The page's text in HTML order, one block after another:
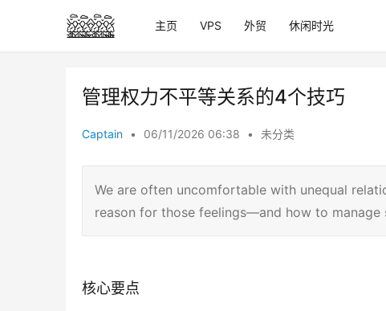
主页 VPS 外贸 休闲时光
管理权力不平等关系的4个技巧
Captain • 06/11/2026 06:38 • 未分类
We are often uncomfortable with unequal
reason for those feelings—and how to manage
核心要点